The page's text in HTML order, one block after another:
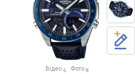
Відео 6 Фото 8